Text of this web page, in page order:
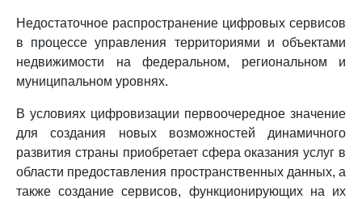
Недостаточное распространение цифровых сервисов
в процессе управления территориями и объектами
недвижимости на федеральном, региональном и
муниципальном уровнях.
В условиях цифровизации первоочередное значение
для создания новых возможностей динамичного
развития страны приобретает сфера оказания услуг в
области предоставления пространственных данных, а
также создание сервисов, функционирующих на их